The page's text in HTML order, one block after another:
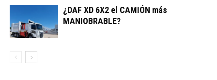
¿DAF XD 6X2 el CAMIÓN más
MANIOBRABLE?